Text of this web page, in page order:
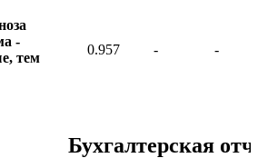
-
тем
0.957 - -
Бухгалтерская